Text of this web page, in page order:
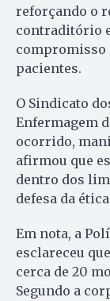
reforçando o
contraditório
compromisso
pacientes.
O Sindicato
Enfermagem
ocorrido,
afirmou que
dentro dos
defesa da
Em nota, a
esclareceu
cerca de 20
Segundo a